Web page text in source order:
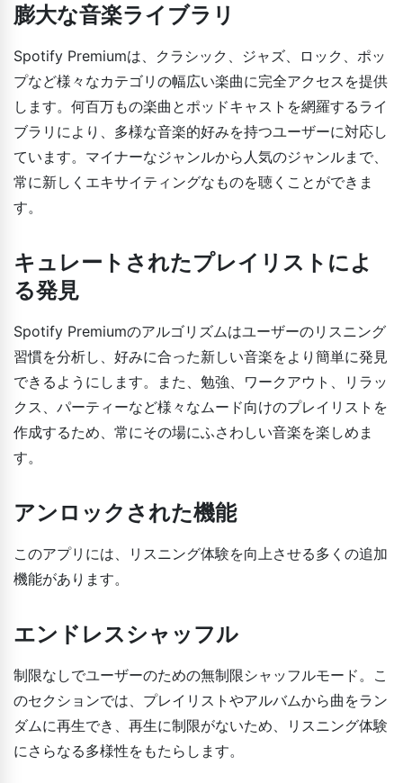
膨大な音楽ライブラリ
Spotify Premiumは、クラシック、ジャズ、ロック、ポッ
プなど様々なカテゴリの幅広い楽曲に完全アクセスを提供
します。何百万もの楽曲とポッドキャストを網羅するライ
ブラリにより、多様な音楽的好みを持つユーザーに対応し
ています。マイナーなジャンルから人気のジャンルまで、
常に新しくエキサイティングなものを聴くことができま
す。
キュレートされたプレイリストによ
る発見
Spotify Premiumのアルゴリズムはユーザーのリスニング
習慣を分析し、好みに合った新しい音楽をより簡単に発見
できるようにします。また、勉強、ワークアウト、リラッ
クス、パーティーなど様々なムード向けのプレイリストを
作成するため、常にその場にふさわしい音楽を楽しめま
す。
アンロックされた機能
このアプリには、リスニング体験を向上させる多くの追加
機能があります。
エンドレスシャッフル
制限なしでユーザーのための無制限シャッフルモード。こ
のセクションでは、プレイリストやアルバムから曲をラン
ダムに再生でき、再生に制限がないため、リスニング体験
にさらなる多様性をもたらします。